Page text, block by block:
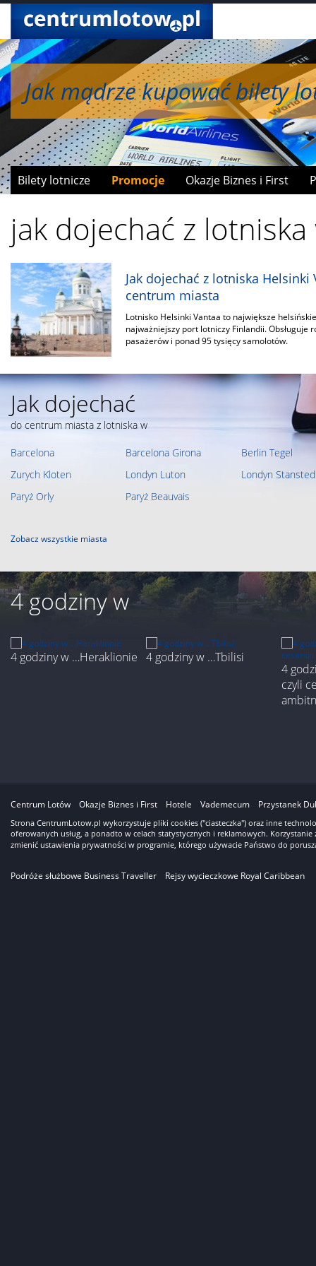
Bilety lotnicze Promocje Okazje Biznes i First
Jak mądrze kupować bilety
Jak wymieniać mile na
jak dojechać z
Jak dojechać z lotniska Helsinki
centrum miasta
Lotnisko Helsinki Vantaa to największe
najważniejszy port lotniczy Finlandii. Obsługuje
pasażerów i ponad 95 tysięcy samolotów.
Jak dojechać
do centrum miasta z lotniska w
Barcelona Barcelona Girona
Berlin Tegel
Zurych Kloten
Londyn Luton
Londyn Stansted
Paryż Orly
Paryż Beauvais
Zobacz wszystkie miasta
4 godziny w
4 godziny w …Heraklionie 4 godziny w …Tbilisi
4
czyli
Centrum Lotów Okazje Biznes i First Hotele Vademecum Przystanek
Strona CentrumLotow.pl wykorzystuje pliki cookies ("ciasteczka") oraz inne
oferowanych usług, a ponadto w celach statystycznych i reklamowych.
zmienić ustawienia prywatności w programie, którego używacie Państwo do
Podróże służbowe Business Traveller Rejsy wycieczkowe Royal Caribbean